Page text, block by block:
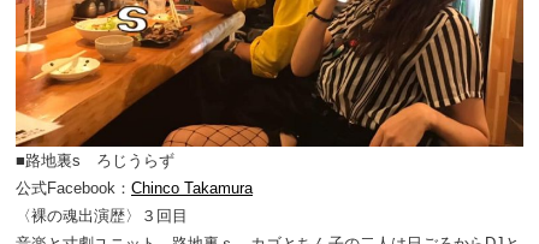
■路地裏s ろじうらず
公式Facebook： Chinco Takamura
〈裸の魂出演歴〉３回目